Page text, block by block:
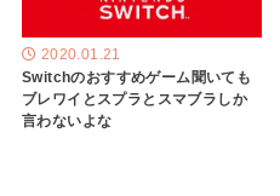
2020.01.21
Switchのおすすめゲーム聞いても
ブレワイとスプラとスマブラしか
言わないよな